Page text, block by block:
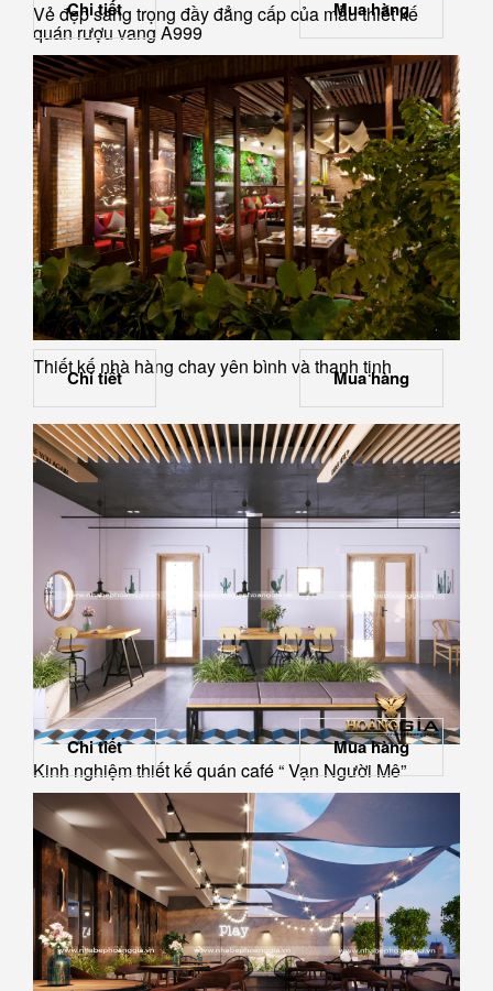
Vẻ đẹp sang trọng đầy đẳng cấp của mẫu thiết kế
quán rượu vang A999
Chi tiết Mua hàng
Thiết kế nhà hàng chay yên bình và thanh tịnh
Chi tiết Mua hàng
Kinh nghiệm thiết kế quán café “ Vạn Người Mê”
Chi tiết Mua hàng